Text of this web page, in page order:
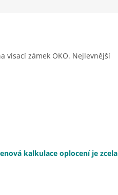
visací zámek OKO. Nejlevnější
kalkulace oplocení je zcela